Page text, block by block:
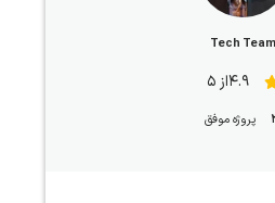
Tech Team
4.9از 5
پروژه موفق